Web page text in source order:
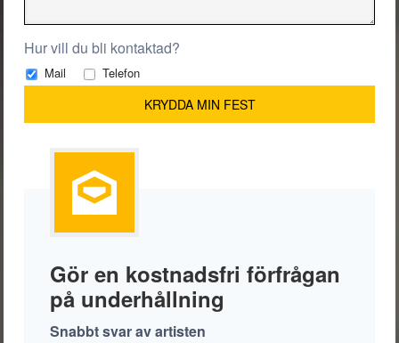
Hur vill du bli kontaktad?
Mail Telefon
Gör en kostnadsfri förfrågan
på underhållning
Snabbt svar av artisten